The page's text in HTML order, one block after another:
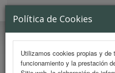
Política de Cookies
Utilizamos cookies propias y de
funcionamiento y la prestación